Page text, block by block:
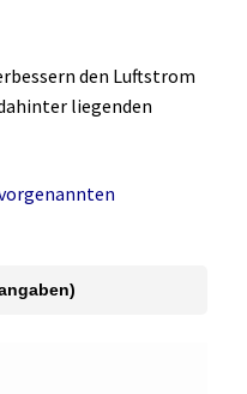
den Luftstrom
liegenden